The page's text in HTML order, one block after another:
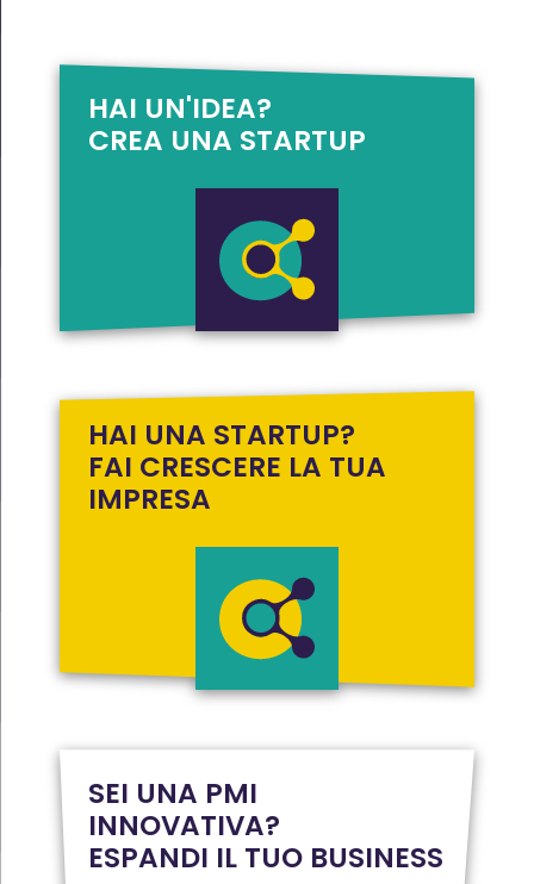
HAI UN'IDEA?
CREA UNA STARTUP
HAI UNA STARTUP?
FAI CRESCERE LA TUA
IMPRESA
SEI UNA PMI
INNOVATIVA?
ESPANDI IL TUO BUSINESS